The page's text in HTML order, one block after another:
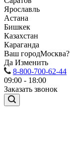
Ярославль
Астана
Бишкек
Казахстан
Караганда
Ваш городМосква?
Да Изменить
8-800-700-62-44
09:00 - 18:00
Заказать звонок